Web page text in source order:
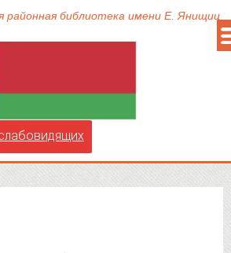
районная библиотека имени Е. Янищиц